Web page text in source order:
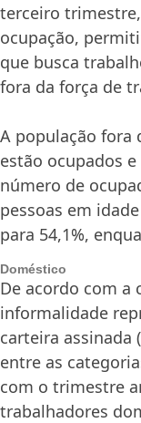
terceiro
ocupação,
que busca
fora da força de
A população fora
estão ocupados
número de
pessoas em
para 54,1%,
Doméstico
De acordo com a
informalidade
carteira assinada
entre as
com o trimestre
trabalhadores